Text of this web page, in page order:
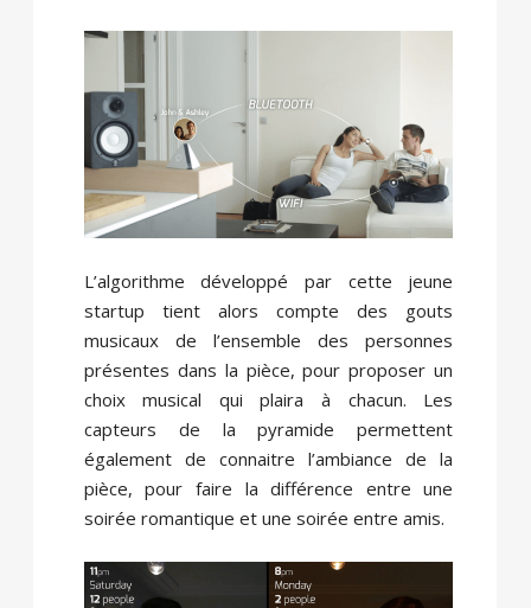
L’algorithme développé par cette jeune
startup tient alors compte des gouts
musicaux de l’ensemble des personnes
présentes dans la pièce, pour proposer un
choix musical qui plaira à chacun. Les
capteurs de la pyramide permettent
également de connaitre l’ambiance de la
pièce, pour faire la différence entre une
soirée romantique et une soirée entre amis.